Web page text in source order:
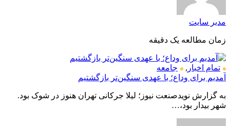
مدیر سایت
زمان مطالعه یک دقیقه
تمام اخبار ,
جامعه
آمدیم برای وداع؛ با عهدی سنگین‌تر بازگشتیم
به گزارش نویدصنعت نیوز؛ لیلا جرکانی تهران هنوز در شوک بود.
شهر بیدار بود،…